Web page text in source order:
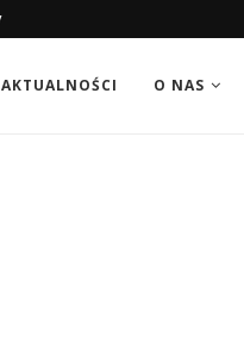
AKTUALNOŚCI O NAS